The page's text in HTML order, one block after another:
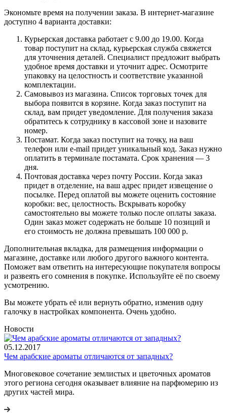
Экономьте время на получении заказа. В интернет-магазине
доступно 4 варианта доставки:
Курьерская доставка работает с 9.00 до 19.00. Когда
товар поступит на склад, курьерская служба свяжется
для уточнения деталей. Специалист предложит выбрать
удобное время доставки и уточнит адрес. Осмотрите
упаковку на целостность и соответствие указанной
комплектации.
Самовывоз из магазина. Список торговых точек для
выбора появится в корзине. Когда заказ поступит на
склад, вам придет уведомление. Для получения заказа
обратитесь к сотруднику в кассовой зоне и назовите
номер.
Постамат. Когда заказ поступит на точку, на ваш
телефон или e-mail придет уникальный код. Заказ нужно
оплатить в терминале постамата. Срок хранения — 3
дня.
Почтовая доставка через почту России. Когда заказ
придет в отделение, на ваш адрес придет извещение о
посылке. Перед оплатой вы можете оценить состояние
коробки: вес, целостность. Вскрывать коробку
самостоятельно вы можете только после оплаты заказа.
Один заказ может содержать не больше 10 позиций и
его стоимость не должна превышать 100 000 р.
Дополнительная вкладка, для размещения информации о
магазине, доставке или любого другого важного контента.
Поможет вам ответить на интересующие покупателя вопросы
и развеять его сомнения в покупке. Используйте её по своему
усмотрению.
Вы можете убрать её или вернуть обратно, изменив одну
галочку в настройках компонента. Очень удобно.
Новости
05.12.2017
Чем арабские ароматы отличаются от западных?
Многовековое сочетание землистых и цветочных ароматов
этого региона сегодня оказывает влияние на парфюмерию из
других частей мира.